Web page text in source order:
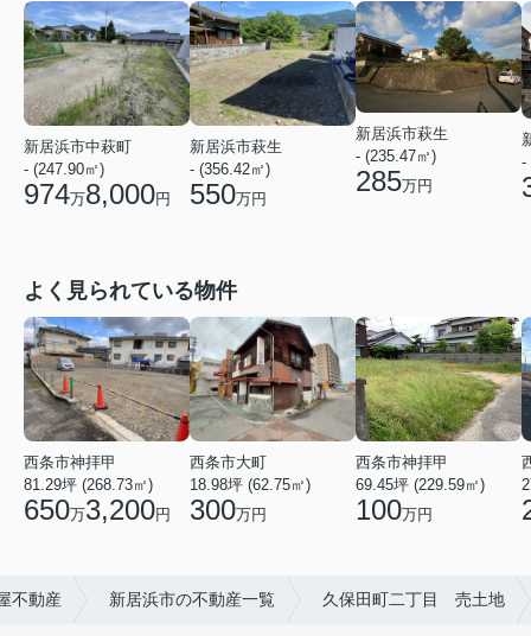
新居浜市中萩町
- (247.90㎡)
974万8,000円
新居浜市萩生
- (356.42㎡)
550万円
新居浜市萩生
- (235.47㎡)
285万円
-
よく見られている物件
西条市神拝甲
81.29坪 (268.73㎡)
650万3,200円
西条市大町
18.98坪 (62.75㎡)
300万円
西条市神拝甲
69.45坪 (229.59㎡)
100万円
不動産 新居浜市の不動産一覧 久保田町二丁目 売土地